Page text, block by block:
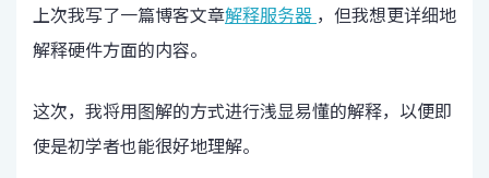
上次我写了一篇博客文章解释服务器 ，但我想更详细地
解释硬件方面的内容。
这次，我将用图解的方式进行浅显易懂的解释，以便即
使是初学者也能很好地理解。